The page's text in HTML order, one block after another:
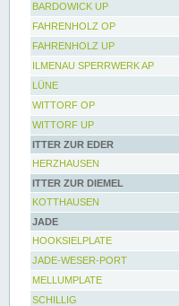
BARDOWICK UP
FAHRENHOLZ OP
FAHRENHOLZ UP
ILMENAU SPERRWERK AP
LÜNE
WITTORF OP
WITTORF UP
ITTER ZUR EDER
HERZHAUSEN
ITTER ZUR DIEMEL
KOTTHAUSEN
JADE
HOOKSIELPLATE
JADE-WESER-PORT
MELLUMPLATE
SCHILLIG